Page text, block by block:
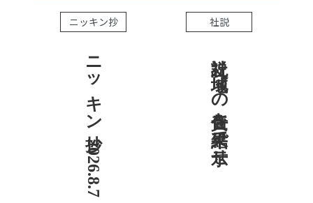
ニッキン抄
ニッキン抄 2026.8.7
社説
社説 地域への責任を結果で示せ